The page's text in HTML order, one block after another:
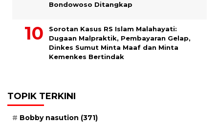
Bondowoso Ditangkap
Sorotan Kasus RS Islam Malahayati:
Dugaan Malpraktik, Pembayaran Gelap,
Dinkes Sumut Minta Maaf dan Minta
Kemenkes Bertindak
TOPIK TERKINI
Bobby nasution (371)